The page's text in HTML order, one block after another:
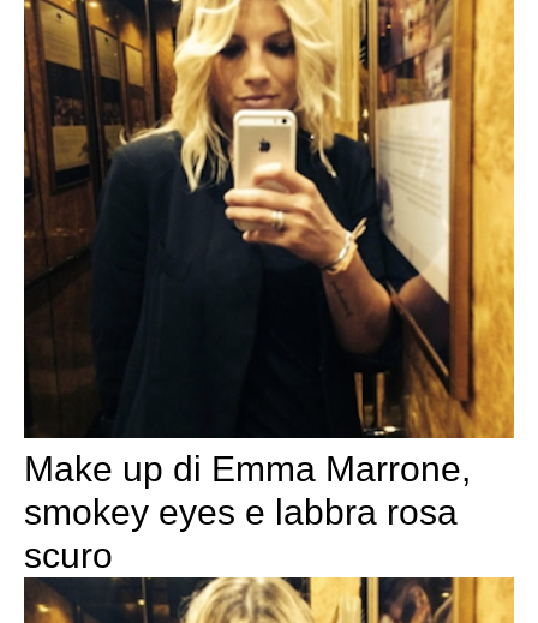
Make up di Emma Marrone,
smokey eyes e labbra rosa
scuro